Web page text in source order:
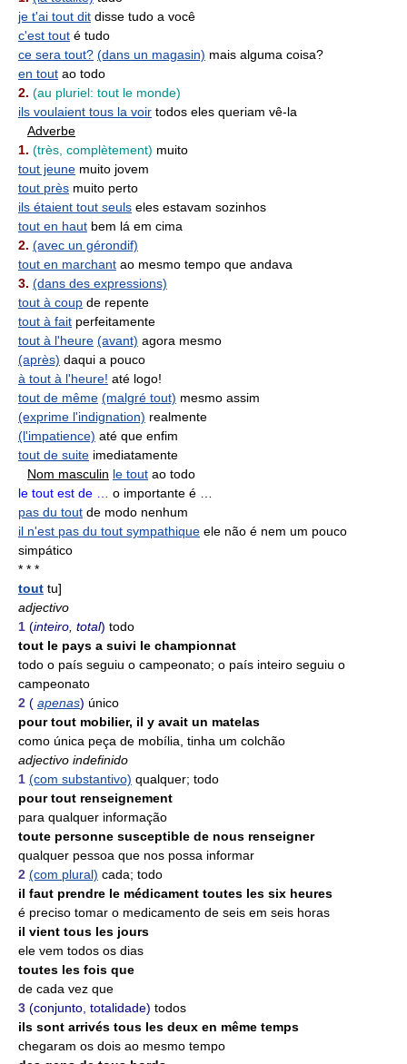
je t'ai tout dit disse tudo a você
c'est tout é tudo
ce sera tout? (dans un magasin) mais alguma coisa?
en tout ao todo
2. (au pluriel: tout le monde)
ils voulaient tous la voir todos eles queriam vê-la
Adverbe
1. (très, complètement) muito
tout jeune muito jovem
tout près muito perto
ils étaient tout seuls eles estavam sozinhos
tout en haut bem lá em cima
2. (avec un gérondif)
tout en marchant ao mesmo tempo que andava
3. (dans des expressions)
tout à coup de repente
tout à fait perfeitamente
tout à l'heure (avant) agora mesmo
(après) daqui a pouco
à tout à l'heure! até logo!
tout de même (malgré tout) mesmo assim
(exprime l'indignation) realmente
(l'impatience) até que enfim
tout de suite imediatamente
Nom masculin le tout ao todo
le tout est de …
o importante é …
pas du tout de modo nenhum
il n'est pas du tout sympathique ele não é nem um pouco
simpático
* * *
tout tu]
adjectivo
1 (inteiro, total) todo
tout le pays a suivi le championnat
todo o país seguiu o campeonato; o país inteiro seguiu o
campeonato
2 ( apenas) único
pour tout mobilier, il y avait un matelas
como única peça de mobília, tinha um colchão
adjectivo indefinido
1 (com substantivo) qualquer; todo
pour tout renseignement
para qualquer informação
toute personne susceptible de nous renseigner
qualquer pessoa que nos possa informar
2 (com plural) cada; todo
il faut prendre le médicament toutes les six heures
é preciso tomar o medicamento de seis em seis horas
il vient tous les jours
ele vem todos os dias
toutes les fois que
de cada vez que
3 (conjunto, totalidade) todos
ils sont arrivés tous les deux en même temps
chegaram os dois ao mesmo tempo